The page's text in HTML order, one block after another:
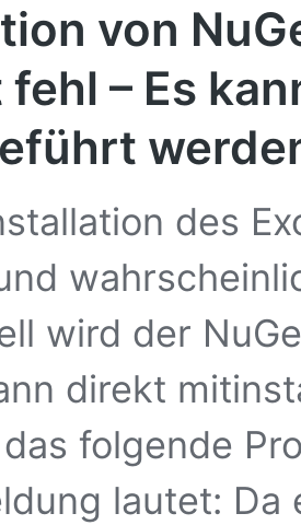
von
– Es
des
wird der
direkt
folgende
lautet: